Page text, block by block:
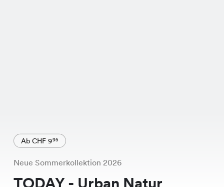
Ab CHF 995
Neue Sommerkollektion 2026
TODAY - Urban Natur